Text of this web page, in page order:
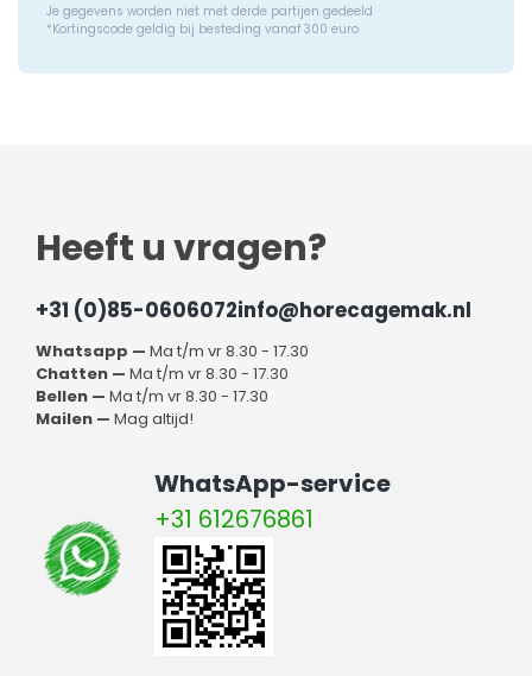
Je gegevens worden niet met derde partijen gedeeld
*Kortingscode geldig bij besteding vanaf 300 euro
Heeft u vragen?
+31 (0)85-0606072info@horecagemak.nl
Whatsapp — Ma t/m vr 8.30 - 17.30
Chatten — Ma t/m vr 8.30 - 17.30
Bellen — Ma t/m vr 8.30 - 17.30
Mailen — Mag altijd!
WhatsApp-service
+31 612676861